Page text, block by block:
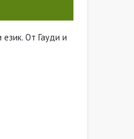
От Гауди и